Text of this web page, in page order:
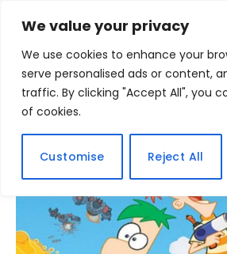
We value your privacy
We use cookies to enhance your
serve personalised ads or content,
traffic. By clicking "Accept All", you
of cookies.
Customise Reject All
Home » Posts Tagged "conspiracao"
BROWSING: